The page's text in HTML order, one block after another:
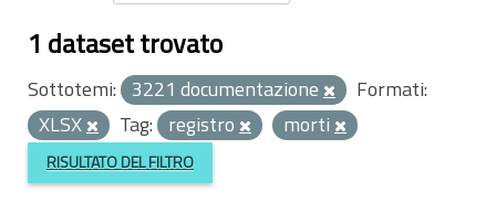
1 dataset trovato
Sottotemi: 3221 documentazione
Formati:
XLSX
Tag: registro morti
RISULTATO DEL FILTRO